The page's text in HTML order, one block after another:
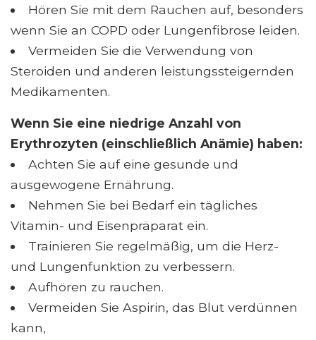
Hören Sie mit dem Rauchen auf, besonders
wenn Sie an COPD oder Lungenfibrose leiden.
Vermeiden Sie die Verwendung von
Steroiden und anderen leistungssteigernden
Medikamenten.
Wenn Sie eine niedrige Anzahl von
Erythrozyten (einschließlich Anämie) haben:
Achten Sie auf eine gesunde und
ausgewogene Ernährung.
Nehmen Sie bei Bedarf ein tägliches
Vitamin- und Eisenpräparat ein.
Trainieren Sie regelmäßig, um die Herz-
und Lungenfunktion zu verbessern.
Aufhören zu rauchen.
Vermeiden Sie Aspirin, das Blut verdünnen
kann,